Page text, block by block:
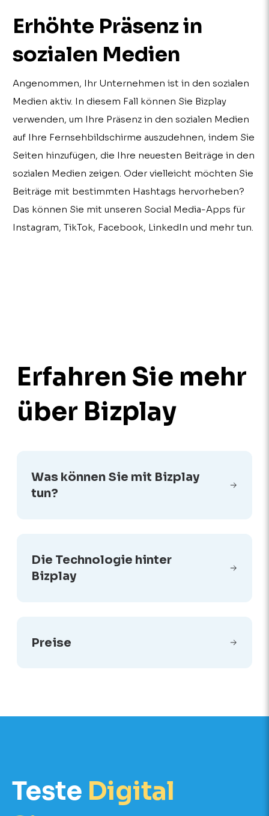
Erhöhte Präsenz in
sozialen Medien
Angenommen, Ihr Unternehmen ist in den sozialen
Medien aktiv. In diesem Fall können Sie Bizplay
verwenden, um Ihre Präsenz in den sozialen Medien
auf Ihre Fernsehbildschirme auszudehnen, indem Sie
Seiten hinzufügen, die Ihre neuesten Beiträge in den
sozialen Medien zeigen. Oder vielleicht möchten Sie
Beiträge mit bestimmten Hashtags hervorheben?
Das können Sie mit unseren Social Media-Apps für
Instagram, TikTok, Facebook, LinkedIn und mehr tun.
Erfahren Sie mehr
über Bizplay
Was können Sie mit Bizplay
tun?
Die Technologie hinter
Bizplay
Preise
Teste Digital